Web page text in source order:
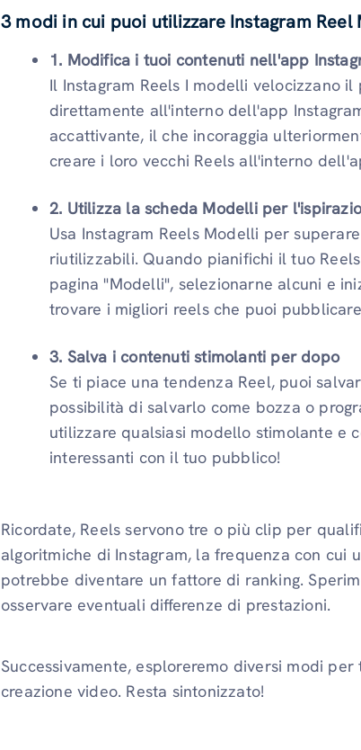
3 modi in cui puoi utilizzare Instagram Reel
1. Modifica i tuoi contenuti nell'app
Il Instagram Reels I modelli velocizzano il
direttamente all'interno dell'app
accattivante, il che incoraggia
creare i loro vecchi Reels all'interno
2. Utilizza la scheda Modelli per
Usa Instagram Reels Modelli per
riutilizzabili. Quando pianifichi il tuo
pagina "Modelli", selezionarne alcuni e
trovare i migliori reels che puoi
3. Salva i contenuti stimolanti per dopo
Se ti piace una tendenza Reel, puoi
possibilità di salvarlo come bozza o
utilizzare qualsiasi modello stimolante e
interessanti con il tuo pubblico!
Ricordate, Reels servono tre o più clip per
algoritmiche di Instagram, la frequenza con cui
potrebbe diventare un fattore di ranking.
osservare eventuali differenze di prestazioni.
Successivamente, esploreremo diversi modi
creazione video. Resta sintonizzato!